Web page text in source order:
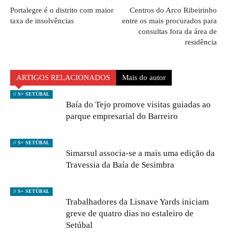
Portalegre é o distrito com maior
taxa de insolvências
Centros do Arco Ribeirinho
entre os mais procurados para
consultas fora da área de
residência
ARTIGOS RELACIONADOS Mais do autor
// S+ SETÚBAL
Baía do Tejo promove visitas guiadas ao
parque empresarial do Barreiro
// S+ SETÚBAL
Simarsul associa-se a mais uma edição da
Travessia da Baía de Sesimbra
// S+ SETÚBAL
Trabalhadores da Lisnave Yards iniciam
greve de quatro dias no estaleiro de
Setúbal